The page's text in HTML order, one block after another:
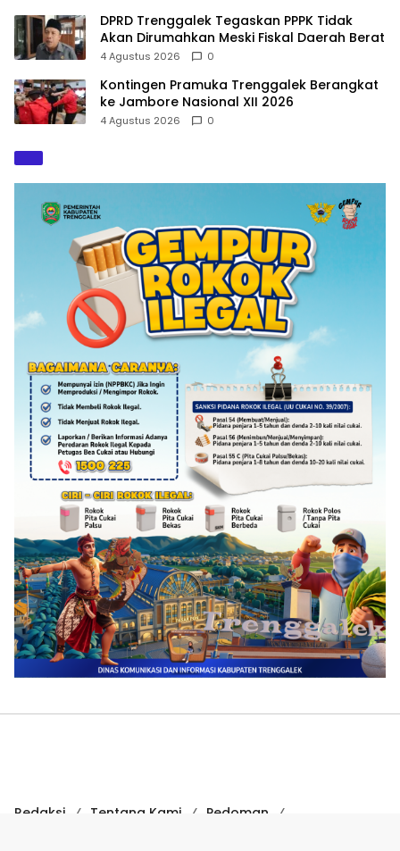
DPRD Trenggalek Tegaskan PPPK Tidak
Akan Dirumahkan Meski Fiskal Daerah Berat
4 Agustus 2026 0
Kontingen Pramuka Trenggalek Berangkat
ke Jambore Nasional XII 2026
4 Agustus 2026 0
Redaksi Tentang Kami
Pedoman